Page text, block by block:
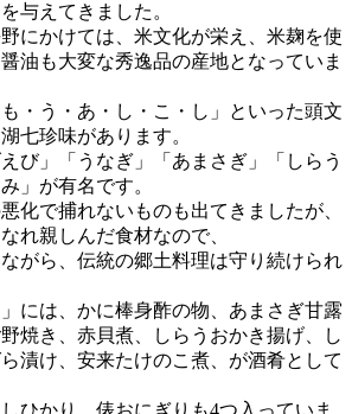
与えてきました。
にかけては、米文化が栄え、米麹を使
油も大変な秀逸品の産地となっていま
・う・あ・し・こ・し」といった頭文
七珍味があります。
び」「うなぎ」「あまさぎ」「しらう
」が有名です。
化で捕れないものも出てきましたが、
れ親しんだ食材なので、
がら、伝統の郷土料理は守り続けられ
」には、かに棒身酢の物、あまさぎ甘露
焼き、赤貝煮、しらうおかき揚げ、し
漬け、安来たけのこ煮、が酒肴として